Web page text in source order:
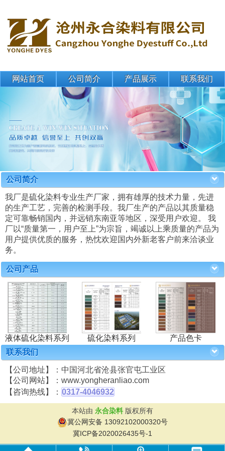
网站首页 公司简介 产品展示 联系我们
公司简介
我厂是硫化染料专业生产厂家，拥有雄厚的技术力量，先进
的生产工艺，完善的检测手段。我厂生产的产品以其质量稳
定可靠畅销国内，并远销东南亚等地区，深受用户欢迎。 我
厂以“质量第一，用户至上”为宗旨，竭诚以上乘质量的产品为
用户提供优质的服务，热忱欢迎国内外新老客户前来洽谈业
务。
公司产品
液体硫化染料系列 硫化染料系列
产品色卡
联系我们
【公司地址】：中国河北省沧县张官屯工业区
【公司网站】：www.yongheranliao.com
【咨询热线】： 0317-4046932
本站由 永合染料 版权所有
冀公网安备 13092102000320号
冀ICP备2020026435号-1